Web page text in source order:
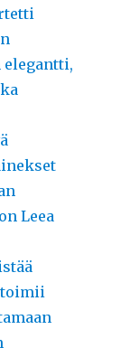
Leea
toimii